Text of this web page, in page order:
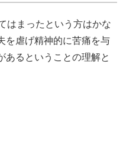
はまったという方はかな
を虐げ精神的に苦痛を与
あるということの理解と